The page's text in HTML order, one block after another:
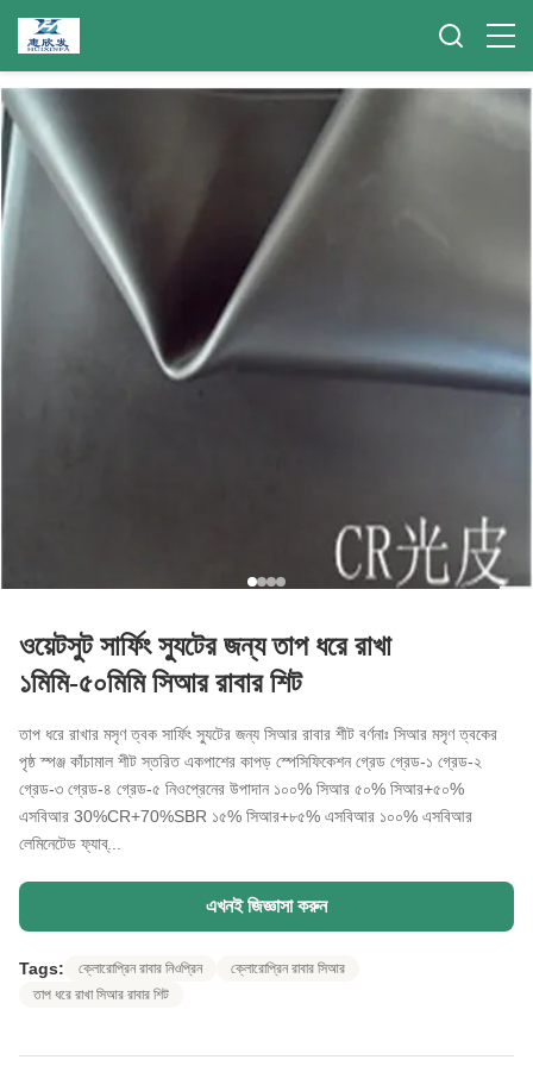
ওয়েটসুট সার্ফিং স্যুটের জন্য তাপ ধরে রাখা
১মিমি-৫০মিমি সিআর রাবার শিট
তাপ ধরে রাখার মসৃণ ত্বক সার্ফিং স্যুটের জন্য সিআর রাবার শীট বর্ণনাঃ সিআর মসৃণ ত্বকের
পৃষ্ঠ স্পঞ্জ কাঁচামাল শীট স্তরিত একপাশের কাপড় স্পেসিফিকেশন গ্রেড গ্রেড-১ গ্রেড-২
গ্রেড-৩ গ্রেড-৪ গ্রেড-৫ নিওপ্রেনের উপাদান ১০০% সিআর ৫০% সিআর+৫০%
এসবিআর 30%CR+70%SBR ১৫% সিআর+৮৫% এসবিআর ১০০% এসবিআর
লেমিনেটেড ফ্যাব্...
এখনই জিজ্ঞাসা করুন
Tags: ক্লোরোপ্রিন রাবার নিওপ্রিন
ক্লোরোপ্রিন রাবার সিআর
তাপ ধরে রাখা সিআর রাবার শিট